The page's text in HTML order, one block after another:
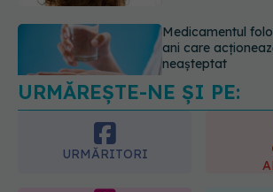
Transpirații
care poate
serioase de
08.08.2026, 20:00
URMĂREȘTE-NE ȘI PE:
URMĂRITORI
365